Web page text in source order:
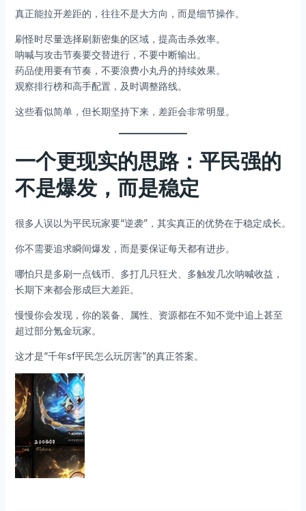
真正能拉开差距的，往往不是大方向，而是细节操作。
刷怪时尽量选择刷新密集的区域，提高击杀效率。
呐喊与攻击节奏要交替进行，不要中断输出。
药品使用要有节奏，不要浪费小丸丹的持续效果。
观察排行榜和高手配置，及时调整路线。
这些看似简单，但长期坚持下来，差距会非常明显。
一个更现实的思路：平民强的
不是爆发，而是稳定
很多人误以为平民玩家要“逆袭”，其实真正的优势在于稳定成长。
你不需要追求瞬间爆发，而是要保证每天都有进步。
哪怕只是多刷一点钱币、多打几只狂犬、多触发几次呐喊收益，
长期下来都会形成巨大差距。
慢慢你会发现，你的装备、属性、资源都在不知不觉中追上甚至
超过部分氪金玩家。
这才是“千年sf平民怎么玩厉害”的真正答案。